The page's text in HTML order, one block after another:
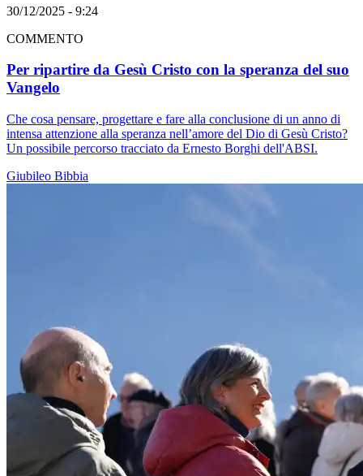
30/12/2025 - 9:24
COMMENTO
Per ripartire da Gesù Cristo con la speranza del suo
Vangelo
Che cosa pensare, progettare e fare alla conclusione di un anno di
intensa attenzione alla speranza nell’amore del Dio di Gesù Cristo?
Un possibile percorso tracciato da Ernesto Borghi dell'ABSI.
Giubileo Bibbia